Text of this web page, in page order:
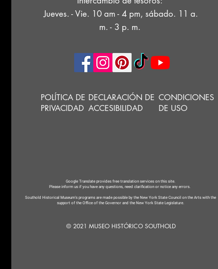
Jueves. - Vie. 10 am - 4 pm, sábado. 11 a.
m. - 3 p. m.
POLÍTICA DE
PRIVACIDAD
DECLARACIÓN DE
ACCESIBILIDAD
CONDICIONES
DE USO
Google Translate provides free translation services on this site.
Please inform us if you have any questions, need clarification or notice any errors.
Southold Historical Museum's programs are made possible by the New York State Council on the Arts with the
support of the Office of the Governor and the New York State Legislature.
© 2021 MUSEO HISTÓRICO SOUTHOLD